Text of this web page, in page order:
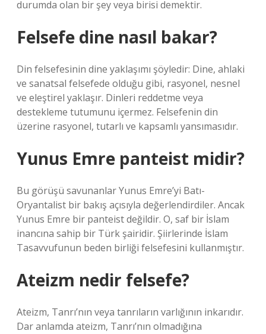
durumda olan bir şey veya birisi demektir.
Felsefe dine nasıl bakar?
Din felsefesinin dine yaklaşımı şöyledir: Dine, ahlaki
ve sanatsal felsefede olduğu gibi, rasyonel, nesnel
ve eleştirel yaklaşır. Dinleri reddetme veya
destekleme tutumunu içermez. Felsefenin din
üzerine rasyonel, tutarlı ve kapsamlı yansımasıdır.
Yunus Emre panteist midir?
Bu görüşü savunanlar Yunus Emre’yi Batı-
Oryantalist bir bakış açısıyla değerlendirdiler. Ancak
Yunus Emre bir panteist değildir. O, saf bir İslam
inancına sahip bir Türk şairidir. Şiirlerinde İslam
Tasavvufunun beden birliği felsefesini kullanmıştır.
Ateizm nedir felsefe?
Ateizm, Tanrı’nın veya tanrıların varlığının inkarıdır.
Dar anlamda ateizm, Tanrı’nın olmadığına